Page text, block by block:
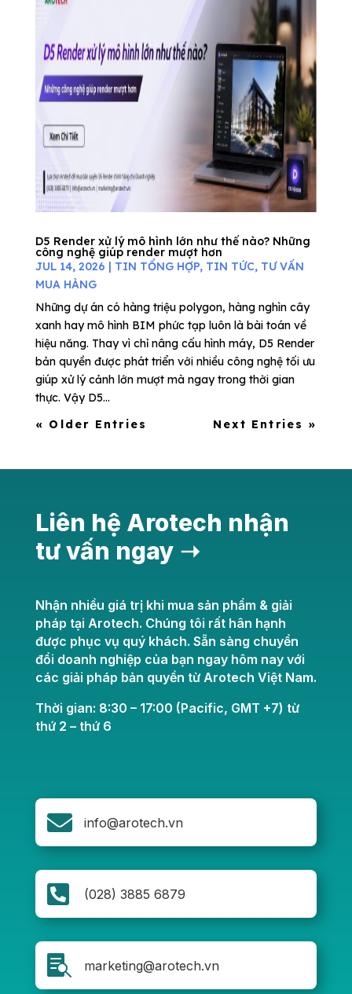
D5 Render xử lý mô hình lớn như thế nào? Những
công nghệ giúp render mượt hơn
JUL 14, 2026 | TIN TỔNG HỢP, TIN TỨC, TƯ VẤN
MUA HÀNG
Những dự án có hàng triệu polygon, hàng nghìn cây
xanh hay mô hình BIM phức tạp luôn là bài toán về
hiệu năng. Thay vì chỉ nâng cấu hình máy, D5 Render
bản quyền được phát triển với nhiều công nghệ tối ưu
giúp xử lý cảnh lớn mượt mà ngay trong thời gian
thực. Vậy D5...
« Older Entries
Next Entries »
Liên hệ Arotech nhận
tư vấn ngay ➝
Nhận nhiều giá trị khi mua sản phẩm & giải
pháp tại Arotech. Chúng tôi rất hân hạnh
được phục vụ quý khách. Sẵn sàng chuyển
đổi doanh nghiệp của bạn ngay hôm nay với
các giải pháp bản quyền từ Arotech Việt Nam.
Thời gian: 8:30 – 17:00 (Pacific, GMT +7) từ
thứ 2 – thứ 6
 info@arotech.vn
 (028) 3885 6879
 marketing@arotech.vn